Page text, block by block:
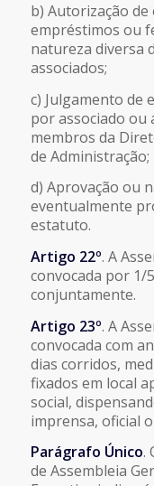
b) Autorização
empréstimos ou
natureza diversa
associados;
c) Julgamento de
por associado ou
membros da
de Administração;
d) Aprovação ou
eventualmente
estatuto.
Artigo 22º. A
convocada por 1/
conjuntamente.
Artigo 23º. A
convocada com
dias corridos,
fixados em local
social,
imprensa, oficial
Parágrafo Único.
de Assembleia